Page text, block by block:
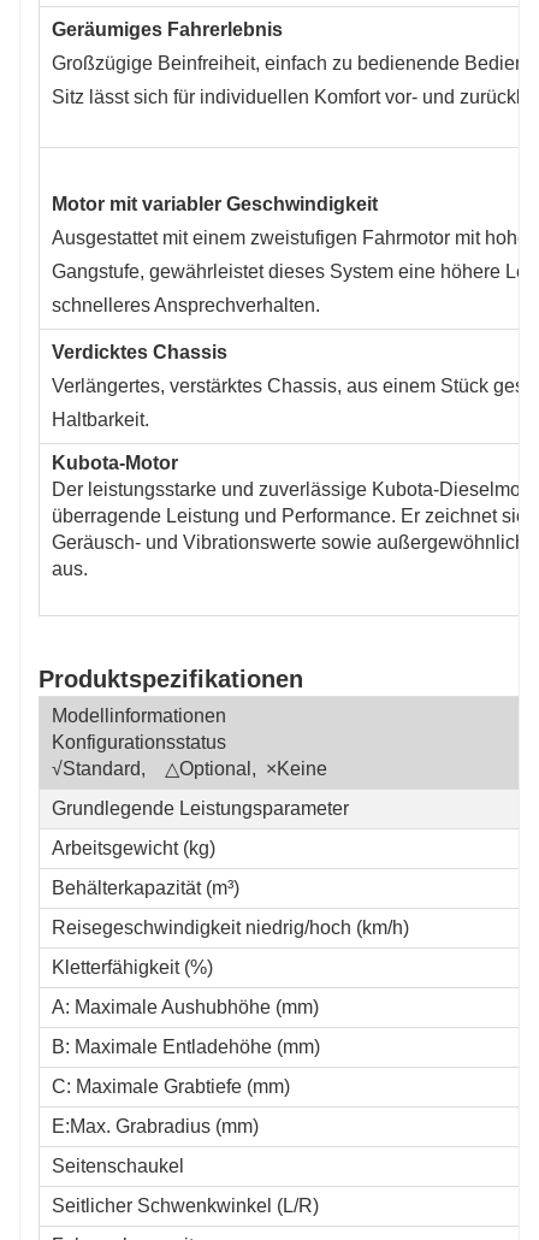
Geräumiges Fahrerlebnis
Großzügige Beinfreiheit, einfach zu bedienende
Sitz lässt sich für individuellen Komfort vor- und
Motor mit variabler Geschwindigkeit
Ausgestattet mit einem zweistufigen Fahrmotor mit
Gangstufe, gewährleistet dieses System eine höhere
schnelleres Ansprechverhalten.
Verdicktes Chassis
Verlängertes, verstärktes Chassis, aus einem Stück
Haltbarkeit.
Kubota-Motor
Der leistungsstarke und zuverlässige Kubota-
überragende Leistung und Performance. Er zeichnet
Geräusch- und Vibrationswerte sowie
aus.
Produktspezifikationen
Modellinformationen
Konfigurationsstatus
√Standard, △Optional, ×Keine
Grundlegende Leistungsparameter
Arbeitsgewicht (kg)
Behälterkapazität (m³)
Reisegeschwindigkeit niedrig/hoch (km/h)
Kletterfähigkeit (%)
A: Maximale Aushubhöhe (mm)
B: Maximale Entladehöhe (mm)
C: Maximale Grabtiefe (mm)
E:Max. Grabradius (mm)
Seitenschaukel
Seitlicher Schwenkwinkel (L/R)